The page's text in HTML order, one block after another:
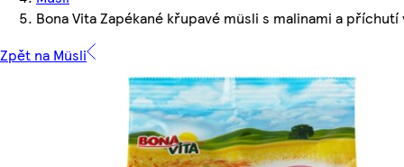
Bona Vita Zapékané křupavé müsli s malinami a příchutí
Zpět na Müsli